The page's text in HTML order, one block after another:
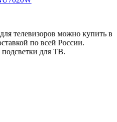
телевизоров можно купить в
по всей России.
для ТВ.